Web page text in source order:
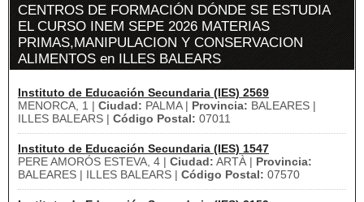
CENTROS DE FORMACIÓN DÓNDE SE ESTUDIA
EL CURSO INEM SEPE 2026 MATERIAS
PRIMAS,MANIPULACION Y CONSERVACION
ALIMENTOS en ILLES BALEARS
Instituto de Educación Secundaria (IES) 2569
MENORCA, 1 | Ciudad: PALMA | Provincia: BALEARES |
ILLES BALEARS | Código Postal: 07011
Instituto de Educación Secundaria (IES) 1547
PERE AMORÓS ESTEVA, 4 | Ciudad: ARTÀ | Provincia:
BALEARES | ILLES BALEARS | Código Postal: 07570